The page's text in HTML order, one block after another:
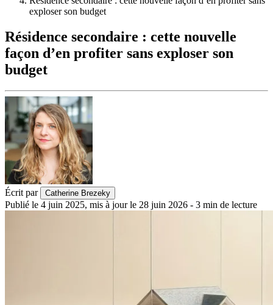
exploser son budget
Résidence secondaire : cette nouvelle
façon d’en profiter sans exploser son
budget
Écrit par Catherine Brezeky
Publié le 4 juin 2025, mis à jour le 28 juin 2026 - 3 min de lecture